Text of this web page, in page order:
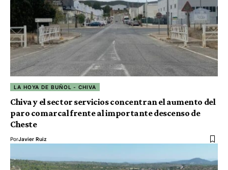
LA HOYA DE BUÑOL - CHIVA
Chiva y el sector servicios concentran el aumento del
paro comarcal frente al importante descenso de
Cheste
PorJavier Ruiz